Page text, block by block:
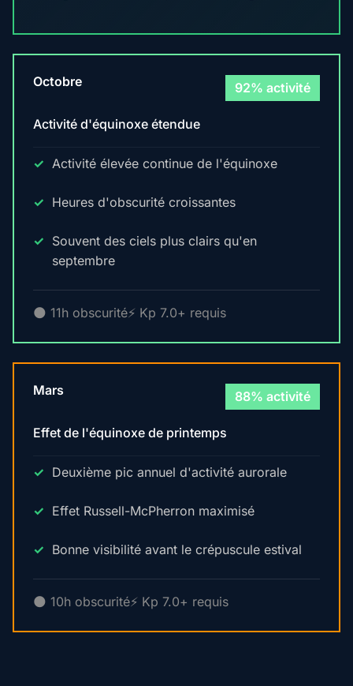
Octobre 92% activité
Activité d'équinoxe étendue
Activité élevée continue de l'équinoxe
Heures d'obscurité croissantes
Souvent des ciels plus clairs qu'en
septembre
🌑 11h obscurité⚡ Kp 7.0+ requis
Mars 88% activité
Effet de l'équinoxe de printemps
Deuxième pic annuel d'activité aurorale
Effet Russell-McPherron maximisé
Bonne visibilité avant le crépuscule estival
🌑 10h obscurité⚡ Kp 7.0+ requis